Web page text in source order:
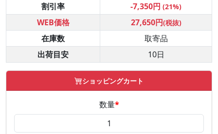
割引率 -7,350円 (21%)
WEB価格 27,650円(税抜)
在庫数
取寄品
出荷目安
10日
ショッピングカート
数量*